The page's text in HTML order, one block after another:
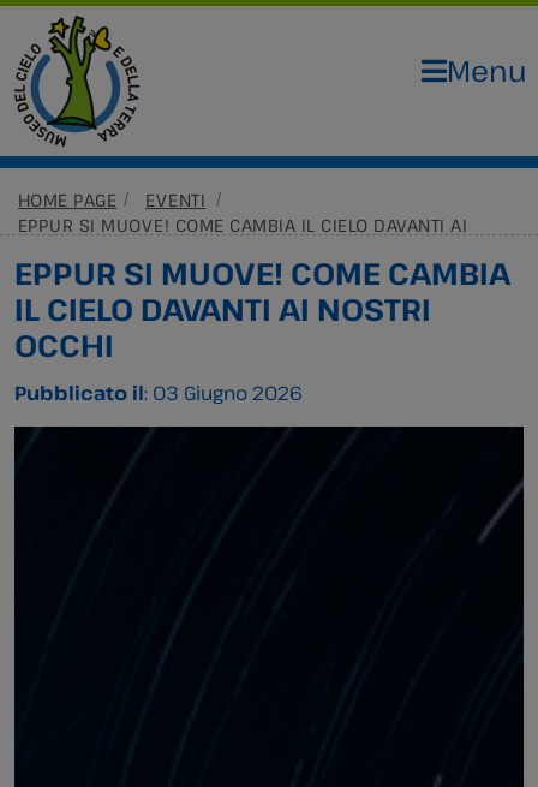
Menu
HOME PAGE
EVENTI
EPPUR SI MUOVE! COME CAMBIA IL CIELO DAVANTI AI
EPPUR SI MUOVE! COME CAMBIA
IL CIELO DAVANTI AI NOSTRI
OCCHI
Pubblicato il: 03 Giugno 2026